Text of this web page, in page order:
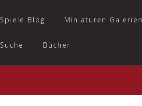
Spiele Blog Miniaturen Galerien
Suche Bücher